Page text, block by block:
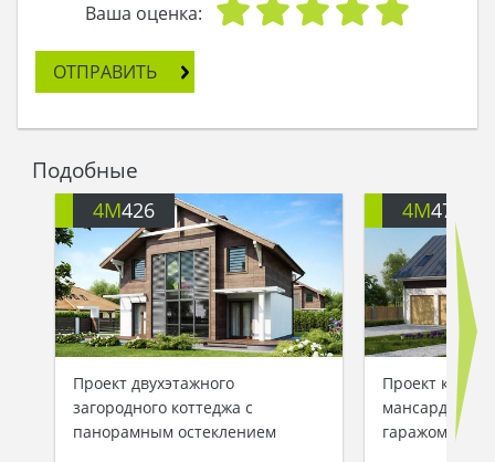
Ваша оценка:
ОТПРАВИТЬ
Подобные
4M426
Проект двухэтажного
загородного коттеджа с
панорамным остеклением
4M472G
Проект
мансардой и
гаражом